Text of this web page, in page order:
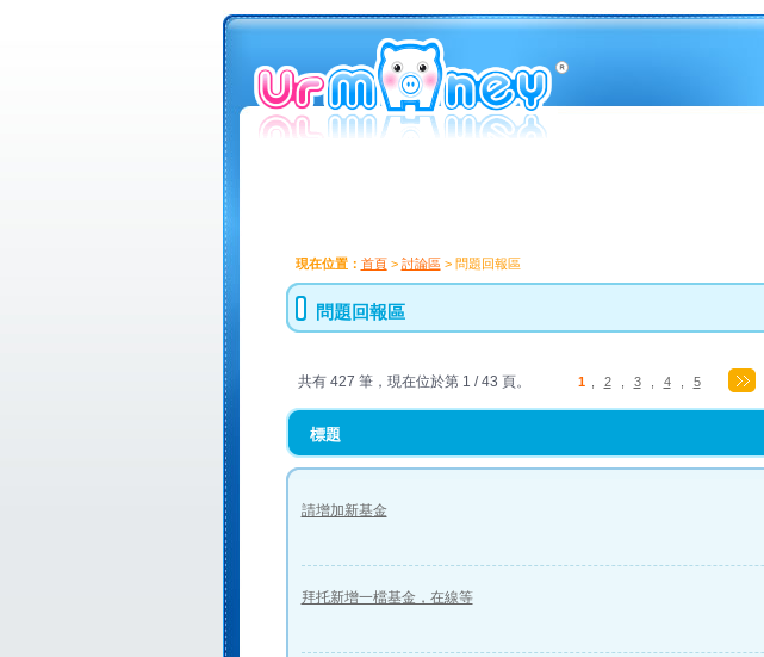
現在位置： 首頁> 討論區> 問題回報區
問題回報區
共有 427 筆，現在位於第 1 / 43 頁。 1 2 3 4 5
標題
請增加新基金
拜托新增一檔基金，在線等